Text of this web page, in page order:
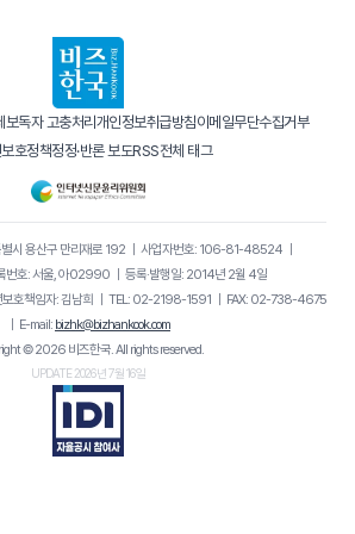
보독자 고충처리 개인정보취급방침이메일무단수집거부
호정책정정·반론 보도RSS전체 태그
시 용산구 만리재로 192｜ 사업자번호: 106-81-48524｜
번호: 서울, 아02990
등록·발행일: 2014년 2월 4일
호책임자: 김남희 TEL: 02-2198-1591
FAX: 02-738-4675
E-mail: bizhk@bizhankook.com
© 2026 비즈한국. All rights reserved.
UPDATE 2026년 7월 16일